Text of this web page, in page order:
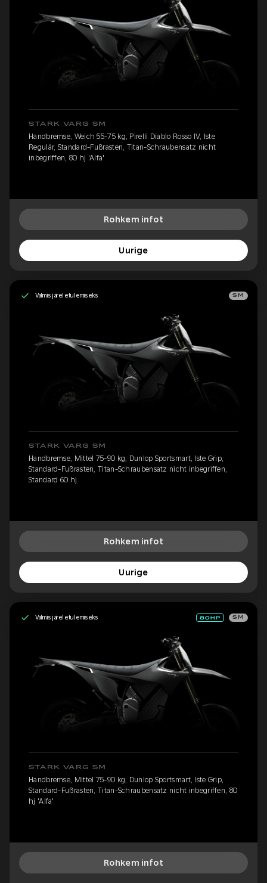
STARK VARG SM
Handbremse, Weich 55-75 kg, Pirelli Diablo Rosso IV, Iste
Regulär, Standard-Fußrasten, Titan-Schraubensatz nicht
inbegriffen, 80 hj 'Alfa'
Rohkem infot
Uurige
Valmis järeletulemiseks SM
STARK VARG SM
Handbremse, Mittel 75-90 kg, Dunlop Sportsmart, Iste Grip,
Standard-Fußrasten, Titan-Schraubensatz nicht inbegriffen,
Standard 60 hj
Rohkem infot
Uurige
Valmis järeletulemiseks SM
STARK VARG SM
Handbremse, Mittel 75-90 kg, Dunlop Sportsmart, Iste Grip,
Standard-Fußrasten, Titan-Schraubensatz nicht inbegriffen, 80
hj 'Alfa'
Rohkem infot